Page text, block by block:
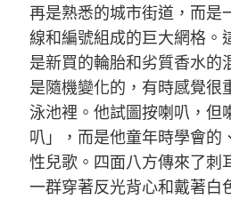
再是熟悉的城市街道，而是
線和編號組成的巨大網格。
是新買的輪胎和劣質香水的
是隨機變化的，有時感覺很
泳池裡。他試圖按喇叭，但
叭」，而是他童年時學會的
性兒歌。四面八方傳來了刺
一群穿著反光背心和戴著白